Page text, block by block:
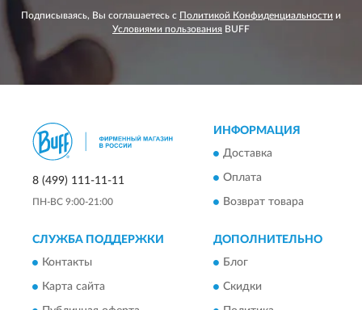
Подписываясь, Вы соглашаетесь с Политикой Конфиденциальности и
Условиями пользования BUFF
8 (499) 111-11-11
ПН-ВС 9:00-21:00
ИНФОРМАЦИЯ
Доставка
Оплата
Возврат товара
СЛУЖБА ПОДДЕРЖКИ
Контакты
Карта сайта
ДОПОЛНИТЕЛЬНО
Блог
Скидки